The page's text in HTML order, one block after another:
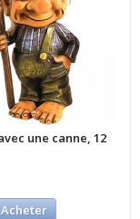
une canne, 12
Acheter